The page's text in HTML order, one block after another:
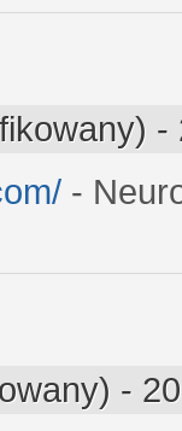
-
-
-